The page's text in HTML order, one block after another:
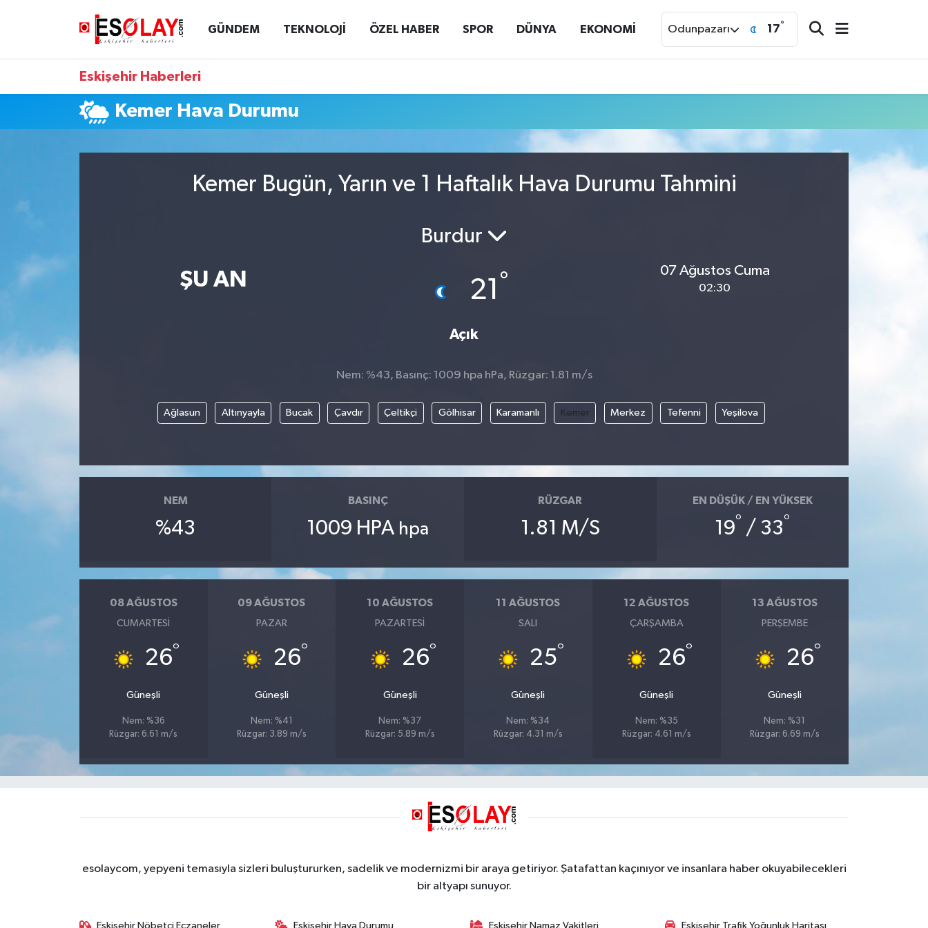
GÜNDEM TEKNOLOJİ ÖZEL HABER SPOR DÜNYA EKONOMİ Odunpazarı 17°
Eskişehir Haberleri
Kemer Hava Durumu
Kemer Bugün, Yarın ve 1 Haftalık Hava Durumu Tahmini
ŞU AN
Burdur
21 °
Açık
07 Ağustos Cuma
02:30
Nem: %43, Basınç: 1009 hpa hPa, Rüzgar: 1.81 m/s
Ağlasun Altınyayla Bucak Çavdır Çeltikçi Gölhisar Karamanlı Kemer Merkez Tefenni Yeşilova
NEM
%43
BASINÇ
1009 HPA hpa
RÜZGAR
1.81 M/S
EN DÜŞÜK / EN YÜKSEK
19° / 33°
08 AĞUSTOS
CUMARTESI
26°
Güneşli
Nem: %36
Rüzgar: 6.61 m/s
09 AĞUSTOS
PAZAR
26°
Güneşli
Nem: %41
Rüzgar: 3.89 m/s
10 AĞUSTOS
PAZARTESI
26°
Güneşli
Nem: %37
Rüzgar: 5.89 m/s
11 AĞUSTOS
SALI
25°
Güneşli
Nem: %34
Rüzgar: 4.31 m/s
12 AĞUSTOS
ÇARŞAMBA
26°
Güneşli
Nem: %35
Rüzgar: 4.61 m/s
13 AĞUSTOS
PERŞEMBE
26°
Güneşli
Nem: %31
Rüzgar: 6.69 m/s
esolaycom, yepyeni temasıyla sizleri buluştururken, sadelik ve modernizmi bir araya getiriyor. Şatafattan kaçınıyor ve insanlara haber okuyabilecekleri
bir altyapı sunuyor.
Eskişehir Nöbetçi Eczaneler Eskişehir Hava Durumu Eskişehir Namaz Vakitleri Eskişehir Trafik Yoğunluk Haritası
Eskişehir Namaz Vakitleri
Süper Lig Puan Durumu ve Fikstür